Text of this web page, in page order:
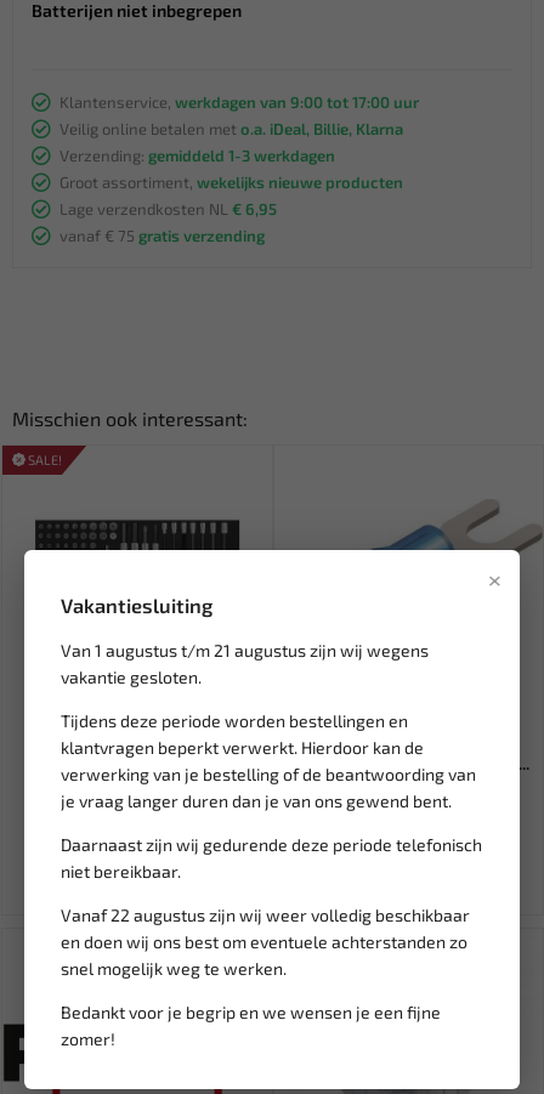
×
Vakantiesluiting
Van 1 augustus t/m 21 augustus zijn wij wegens
vakantie gesloten.
Tijdens deze periode worden bestellingen en
klantvragen beperkt verwerkt. Hierdoor kan de
verwerking van je bestelling of de beantwoording van
je vraag langer duren dan je van ons gewend bent.
Daarnaast zijn wij gedurende deze periode telefonisch
niet bereikbaar.
Vanaf 22 augustus zijn wij weer volledig beschikbaar
en doen wij ons best om eventuele achterstanden zo
snel mogelijk weg te werken.
Bedankt voor je begrip en we wensen je een fijne
zomer!
Batterijen niet inbegrepen
Klantenservice, werkdagen van 9:00 tot 17:00 uur
Veilig online betalen met o.a. iDeal, Billie, Klarna
Verzending: gemiddeld 1-3 werkdagen
Groot assortiment, wekelijks nieuwe producten
Lage verzendkosten NL € 6,95
vanaf € 75 gratis verzending
Misschien ook interessant:
SALE!
FORCE 1/2"DR. doppen
combinatie module (EVA
10318....
644,15
Ex. btw: € 532,36
THERMOSEAL NYLON VORK
BLAUW M5 (5,3X9,5) (5 ST) BL...
Ex. btw: € 4,07